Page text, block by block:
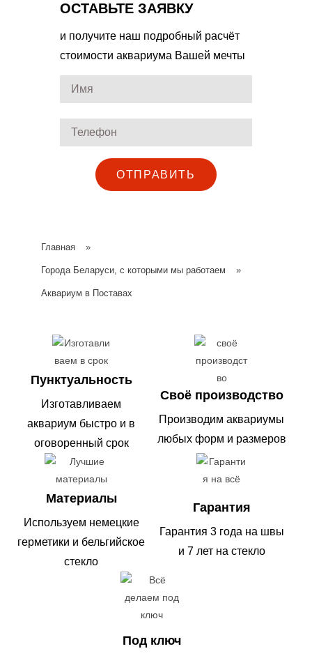
ОСТАВЬТЕ ЗАЯВКУ
и получите наш подробный расчёт
стоимости аквариума Вашей мечты
ОТПРАВИТЬ
Главная »
Города Беларуси, с которыми мы работаем »
Аквариум в Поставах
Пунктуальность
Изготавливаем
аквариум быстро и в
оговоренный срок
Своё производство
Производим аквариумы
любых форм и размеров
Материалы
Используем немецкие
герметики и бельгийское
стекло
Гарантия
Гарантия 3 года на швы
и 7 лет на стекло
Под ключ